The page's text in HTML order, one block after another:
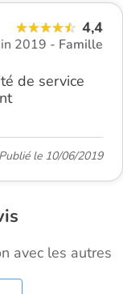
4,4
2019 - Famille
de service
Publié le 10/06/2019
avec les autres